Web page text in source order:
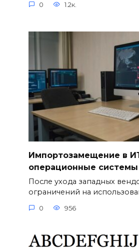
0 1.2к.
Импортозамещение в
операционные
После ухода западных
ограничений на
0 956